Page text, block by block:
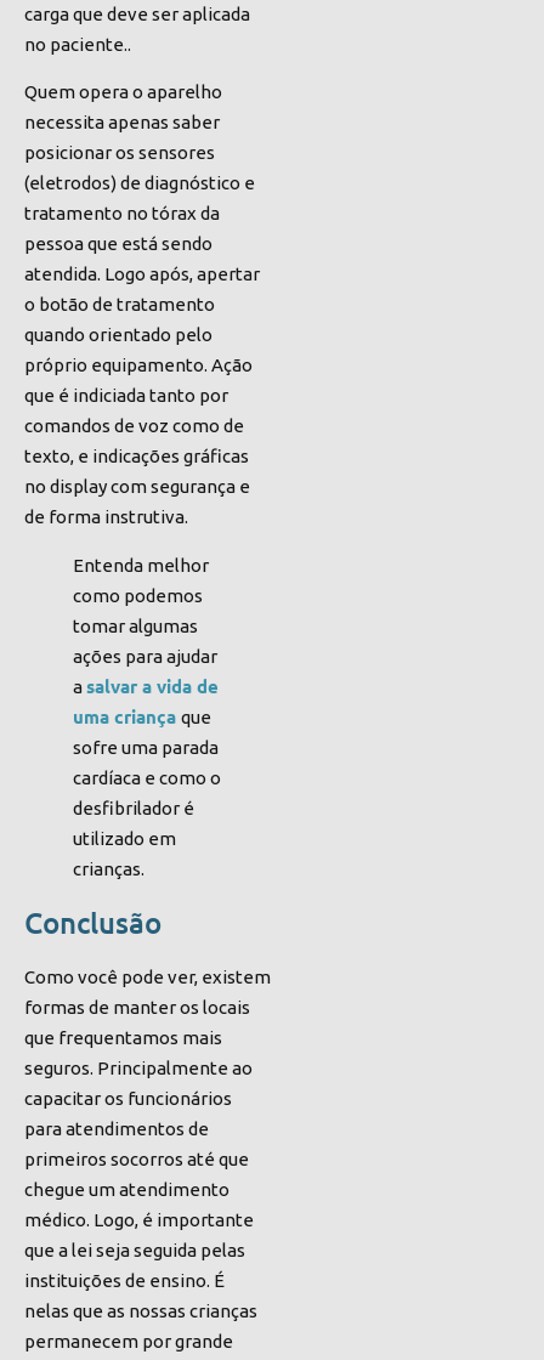
carga que deve ser aplicada
no paciente..
Quem opera o aparelho
necessita apenas saber
posicionar os sensores
(eletrodos)de diagnóstico e
tratamento no tórax da
pessoa que está sendo
atendida. Logo após, apertar
o botão de tratamento
quando orientado pelo
próprio equipamento. Ação
que é indiciada tanto por
comandos de voz como de
texto, e indicações gráficas
no display com segurança e
de forma instrutiva.
Entenda melhor
como podemos
tomar algumas
ações para ajudar
asalvar a vida de
uma criança que
sofre uma parada
cardíaca e como o
desfibrilador é
utilizado em
crianças.
Conclusão
Como você pode ver, existem
formas de manter os locais
que frequentamos mais
seguros. Principalmente ao
capacitar os funcionários
para atendimentos de
primeiros socorros até que
chegue um atendimento
médico. Logo, é importante
que a lei seja seguida pelas
instituições de ensino. É
nelas que as nossas crianças
permanecem por grande